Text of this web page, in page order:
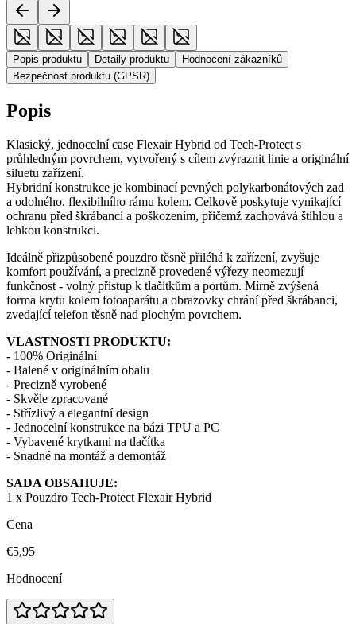
Popis produktu Detaily produktu
Hodnocení zákazníků
Bezpečnost produktu (GPSR)
Popis
Klasický, jednocelní case Flexair Hybrid od Tech-Protect s
průhledným povrchem, vytvořený s cílem zvýraznit linie a originální
siluetu zařízení.
Hybridní konstrukce je kombinací pevných polykarbonátových zad
a odolného, flexibilního rámu kolem. Celkově poskytuje vynikající
ochranu před škrábanci a poškozením, přičemž zachovává štíhlou a
lehkou konstrukci.
Ideálně přizpůsobené pouzdro těsně přiléhá k zařízení, zvyšuje
komfort používání, a precizně provedené výřezy neomezují
funkčnost - volný přístup k tlačítkům a portům. Mírně zvýšená
forma krytu kolem fotoaparátu a obrazovky chrání před škrábanci,
zvedající telefon těsně nad plochým povrchem.
VLASTNOSTI PRODUKTU:
- 100% Originální
- Balené v originálním obalu
- Precizně vyrobené
- Skvěle zpracované
- Střízlivý a elegantní design
- Jednocelní konstrukce na bázi TPU a PC
- Vybavené krytkami na tlačítka
- Snadné na montáž a demontáž
SADA OBSAHUJE:
1 x Pouzdro Tech-Protect Flexair Hybrid
Cena
€5,95
Hodnocení